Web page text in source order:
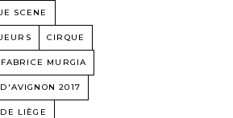
SCENE
CIRQUE
FABRICE MURGIA
2017
LIÈGE